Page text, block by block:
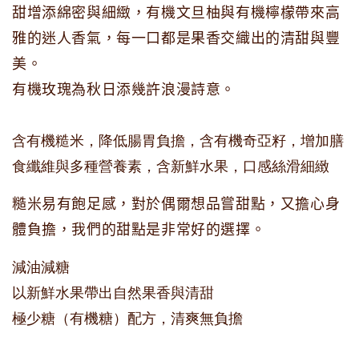
甜增添綿密與細緻，有機文旦柚與有機檸檬帶來高
雅的迷人香氣，每一口都是果香交織出的清甜與豐
美。
有機玫瑰為秋日添幾許浪漫詩意。
含有機糙米，降低腸胃負擔， 含有機奇亞籽，增加膳
食纖維與多種營養素， 含新鮮水果，口感絲滑細緻
糙米易有飽足感，對於偶爾想品嘗甜點，又擔心身
體負擔，我們的甜點是非常好的選擇。
減油減糖
以新鮮水果帶出自然果香與清甜
極少糖（有機糖）配方，清爽無負擔